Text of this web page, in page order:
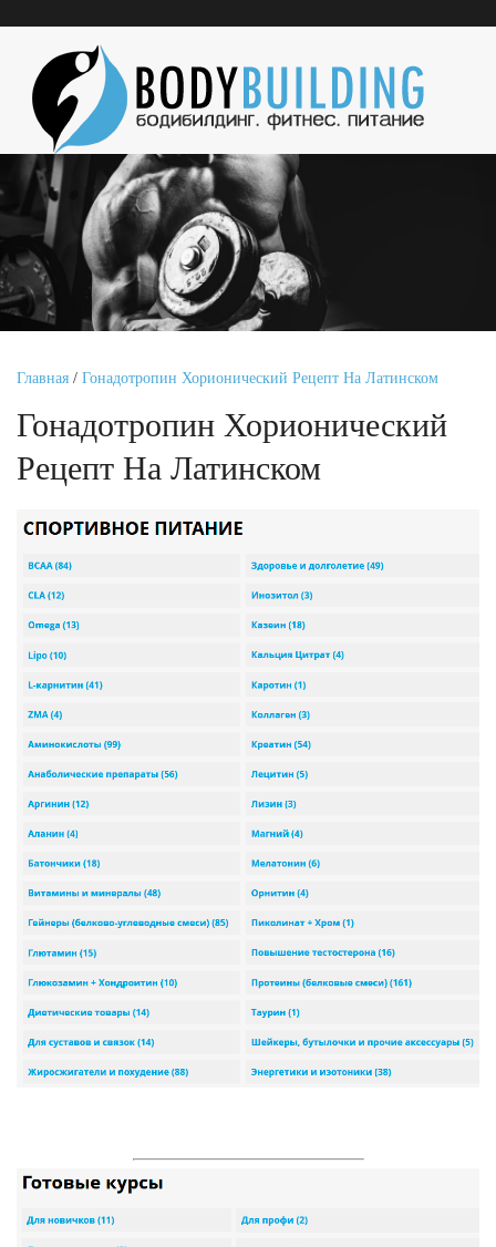
Главная / Гонадотропин Хорионический Рецепт На Латинском
Гонадотропин Хорионический
Рецепт На Латинском